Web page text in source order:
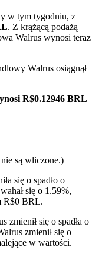
metale szlachetne i
w tym tygodniu, z
. Z krążącą podażą
Walrus wynosi teraz
Walrus osiągnął
R$0.12946 BRL
są wliczone.)
się o spadło o
się o 1.59%,
R$0 BRL.
zmienił się o spadła o
zmienił się o
w wartości.